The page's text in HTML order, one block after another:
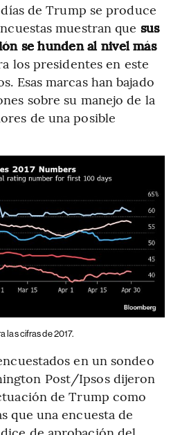
de Trump se produce
muestran que sus
se hunden al nivel más
los presidentes en este
Esas marcas han bajado
sobre su manejo de la
de una posible
las cifras de 2017.
en un sondeo
Post/Ipsos dijeron
de Trump como
que una encuesta de